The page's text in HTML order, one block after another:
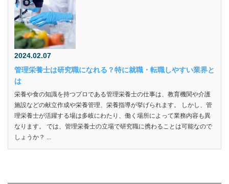
2024.02.07
管理栄養士は研究職になれる？特に就職・転職しやすい業界と
は
栄養や食の知識を持つプロである管理栄養士の仕事は、教育機関や介護
施設などの献立作成や栄養管理、栄養指導が挙げられます。 しかし、管
理栄養士が活躍する場は多岐にわたり、働く場所によって業務内容も異
なります。 では、管理栄養士の立場で研究職に携わることは可能なので
しょうか？ ...